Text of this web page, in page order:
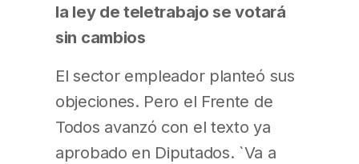
la ley de teletrabajo se votará
sin cambios
El sector empleador planteó sus
objeciones. Pero el Frente de
Todos avanzó con el texto ya
aprobado en Diputados. `Va a